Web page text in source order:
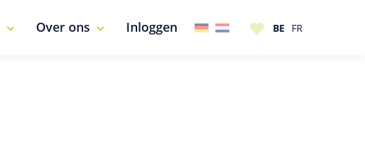
Over ons Inloggen